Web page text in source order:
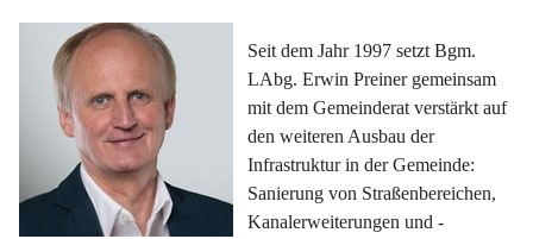
Seit dem Jahr 1997 setzt Bgm.
LAbg. Erwin Preiner gemeinsam
mit dem Gemeinderat verstärkt auf
den weiteren Ausbau der
Infrastruktur in der Gemeinde:
Sanierung von Straßenbereichen,
Kanalerweiterungen und -